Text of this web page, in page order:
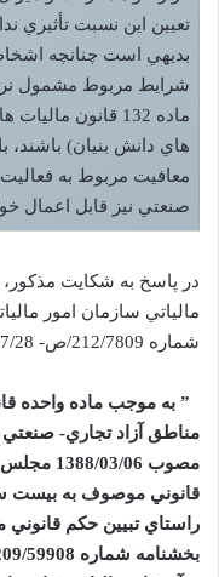
تعيين اين نسبت تأثيري
بديهي است چنانچه
شرايط مربوط مشمول
ماده 132 قانون
هاي دانش بنيان) باشند،
معافيت مربوط به
صنعتي نيز قابل اعمال
در پاسخ به شکايت
مالياتي سازمان امور
شماره 212/7809/ص- 1400/07/28 توضيح داده است که:
” به موجب ماده واحده
مناطق آزاد تجاري-
مصوب 1388/03/06 مجلس
قانوني موصوف به بيست
راستاي تبيين حکم
بخشنامه شماره 59908